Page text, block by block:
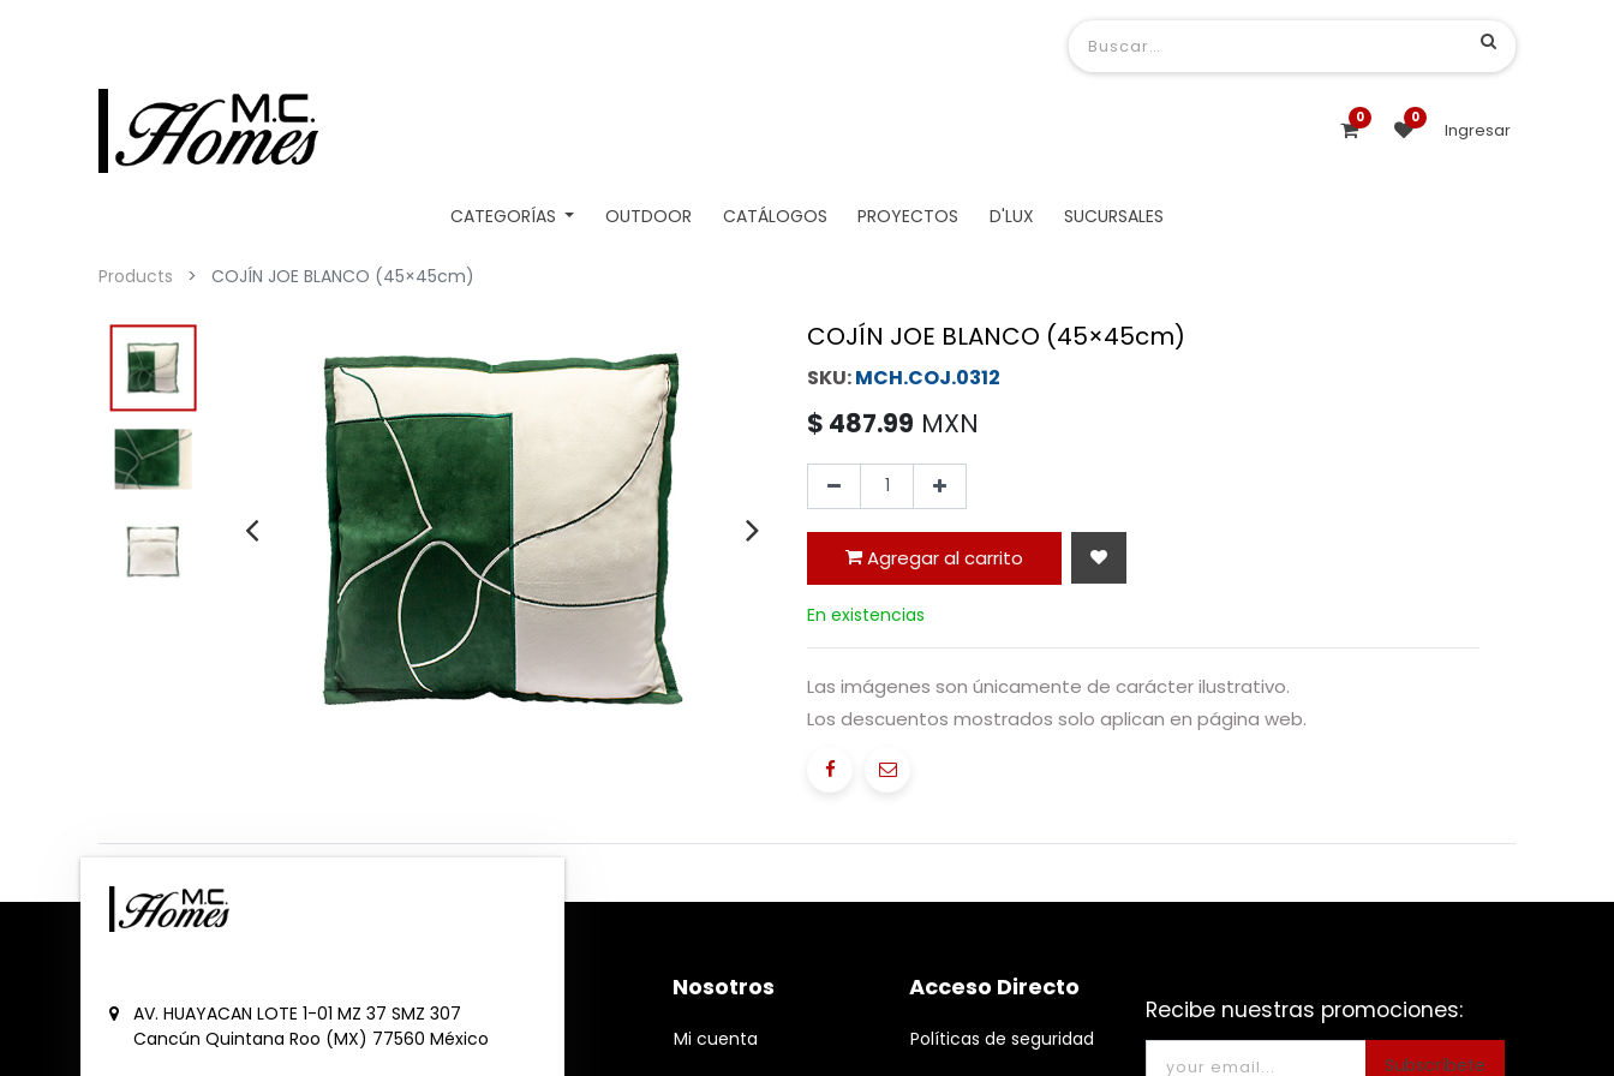
0 0
Ingresar
CATEGORÍAS OUTDOOR CATÁLOGOS PROYECTOS D'LUX SUCURSALES
Products COJÍN JOE BLANCO (45×45cm)
COJÍN JOE BLANCO (45×45cm)
MCH.COJ.0312
$ 487.99 MXN
Agregar al carrito
En existencias
Las imágenes son únicamente de carácter ilustrativo.
Los descuentos mostrados solo aplican en página web.
AV. HUAYACAN LOTE 1-01 MZ 37 SMZ 307
Cancún Quintana Roo (MX) 77560 México
Nosotros
Mi cuenta
Acceso Directo
Políticas de seguridad
Recibe nuestras promociones:
Subscríbete